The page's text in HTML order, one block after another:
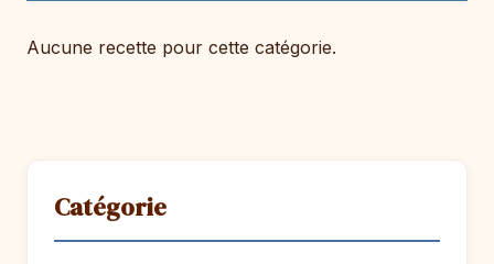
Aucune recette pour cette catégorie.
Catégorie